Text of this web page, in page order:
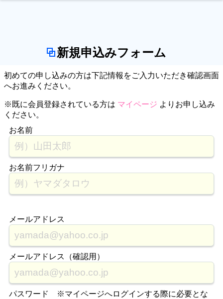
新規申込みフォーム
初めての申し込みの方は下記情報をご入力いただき確認画面
へお進みください。
※既に会員登録されている方は マイページ よりお申し込み
ください。
お名前
お名前フリガナ
メールアドレス
メールアドレス（確認用）
パスワード ※マイページへログインする際に必要とな